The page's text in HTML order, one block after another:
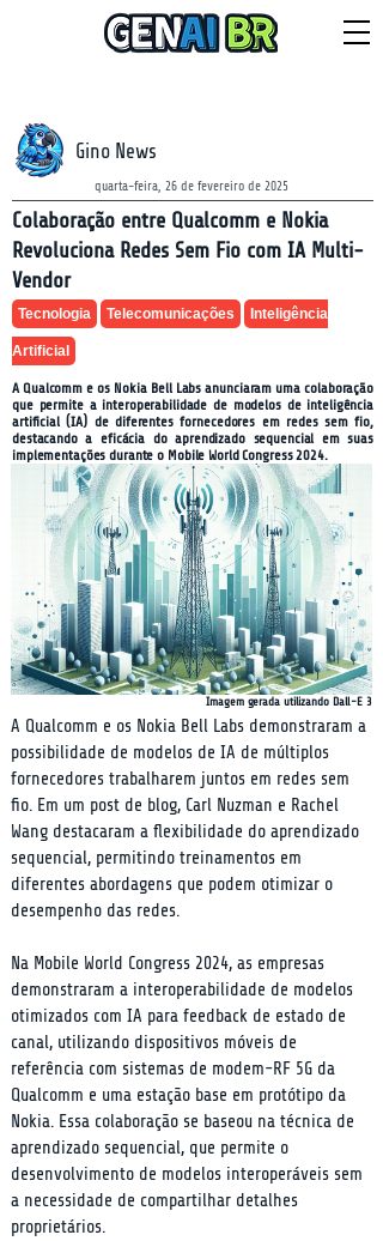
Gino News
quarta-feira, 26 de fevereiro de 2025
Colaboração entre Qualcomm e Nokia
Revoluciona Redes Sem Fio com IA Multi-
Vendor
Tecnologia Telecomunicações Inteligência
Artificial
A Qualcomm e os Nokia Bell Labs anunciaram uma colaboração
que permite a interoperabilidade de modelos de inteligência
artificial (IA) de diferentes fornecedores em redes sem fio,
destacando a eficácia do aprendizado sequencial em suas
implementações durante o Mobile World Congress 2024.
Imagem gerada utilizando Dall-E 3
A Qualcomm e os Nokia Bell Labs demonstraram a
possibilidade de modelos de IA de múltiplos
fornecedores trabalharem juntos em redes sem
fio. Em um post de blog, Carl Nuzman e Rachel
Wang destacaram a flexibilidade do aprendizado
sequencial, permitindo treinamentos em
diferentes abordagens que podem otimizar o
desempenho das redes.
Na Mobile World Congress 2024, as empresas
demonstraram a interoperabilidade de modelos
otimizados com IA para feedback de estado de
canal, utilizando dispositivos móveis de
referência com sistemas de modem-RF 5G da
Qualcomm e uma estação base em protótipo da
Nokia. Essa colaboração se baseou na técnica de
aprendizado sequencial, que permite o
desenvolvimento de modelos interoperáveis sem
a necessidade de compartilhar detalhes
proprietários.